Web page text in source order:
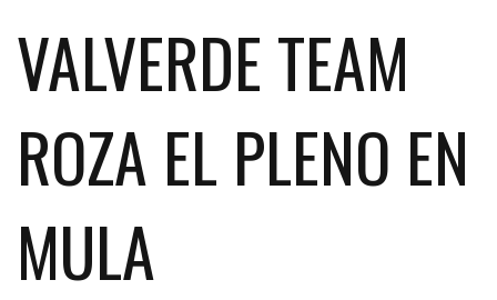
VALVERDE TEAM
ROZA EL PLENO EN
MULA